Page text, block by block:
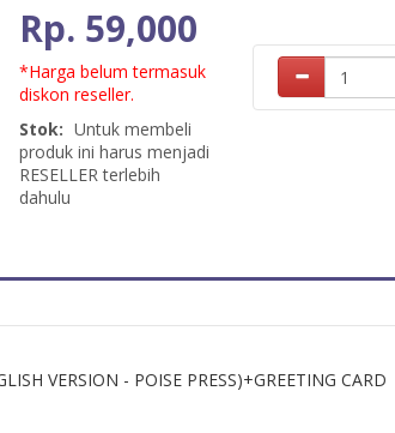
Rp. 59,000
*Harga belum termasuk
diskon reseller.
Stok: Untuk membeli
produk ini harus menjadi
RESELLER terlebih
dahulu
VERSION - POISE PRESS)+GREETING CARD